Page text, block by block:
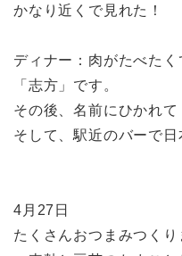
かなり近くで見れた！
ディナー：肉がたべたく
「志方」です。
その後、名前にひかれて
そして、駅近のバーで日
4月27日
たくさんおつまみつくり